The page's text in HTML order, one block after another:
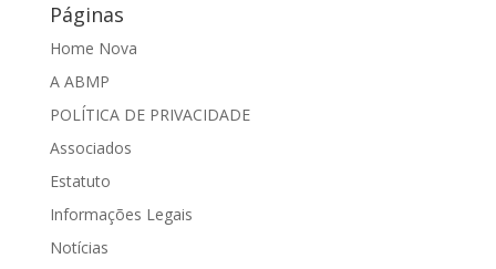
Páginas
Home Nova
A ABMP
POLÍTICA DE PRIVACIDADE
Associados
Estatuto
Informações Legais
Notícias